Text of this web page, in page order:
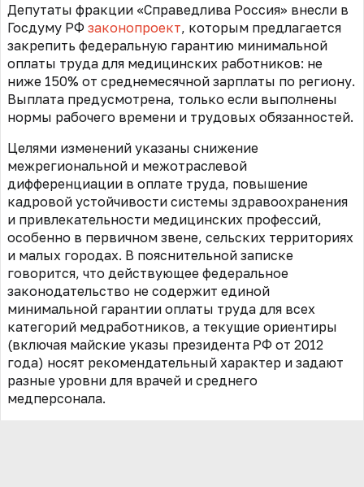
Депутаты фракции «Справедлива Россия» внесли в
Госдуму РФ законопроект, которым предлагается
закрепить федеральную гарантию минимальной
оплаты труда для медицинских работников: не
ниже 150% от среднемесячной зарплаты по региону.
Выплата предусмотрена, только если выполнены
нормы рабочего времени и трудовых обязанностей.
Целями изменений указаны снижение
межрегиональной и межотраслевой
дифференциации в оплате труда, повышение
кадровой устойчивости системы здравоохранения
и привлекательности медицинских профессий,
особенно в первичном звене, сельских территориях
и малых городах. В пояснительной записке
говорится, что действующее федеральное
законодательство не содержит единой
минимальной гарантии оплаты труда для всех
категорий медработников, а текущие ориентиры
(включая майские указы президента РФ от 2012
года) носят рекомендательный характер и задают
разные уровни для врачей и среднего
медперсонала.